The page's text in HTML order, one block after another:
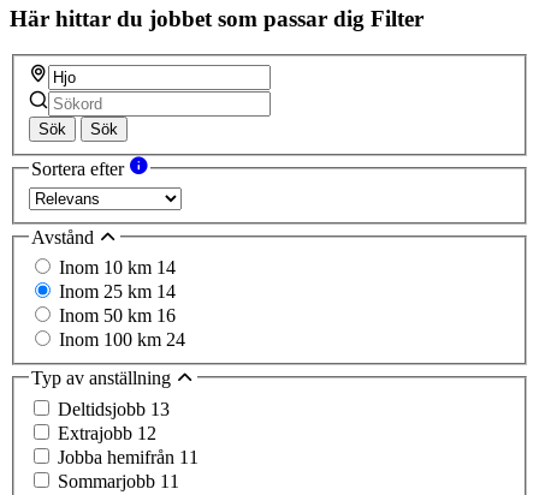
Här hittar du jobbet som passar dig Filter
Sök Sök
Sortera efter
Avstånd
Inom 10 km 14
Inom 25 km 14
Inom 50 km 16
Inom 100 km 24
Typ av anställning
Deltidsjobb 13
Extrajobb 12
Jobba hemifrån 11
Sommarjobb 11